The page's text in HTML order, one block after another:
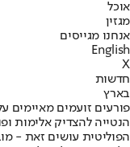
אוכל
מגזין
אנחנו מגייסים
English
X
חדשות
בארץ
פורעים זועמים מאיימים
הנטייה להצדיק אלימות
הפוליטית עושים זאת -